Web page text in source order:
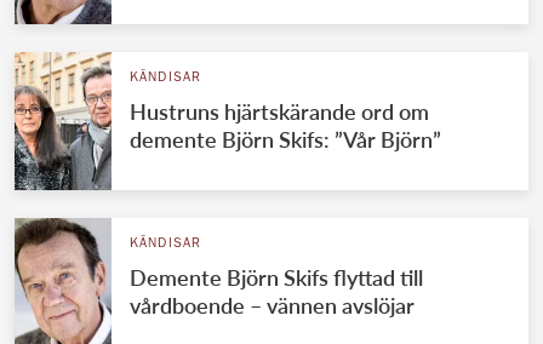
KÄNDISAR
Hustruns hjärtskärande ord om
demente Björn Skifs: ”Vår Björn”
KÄNDISAR
Demente Björn Skifs flyttad till
vårdboende – vännen avslöjar